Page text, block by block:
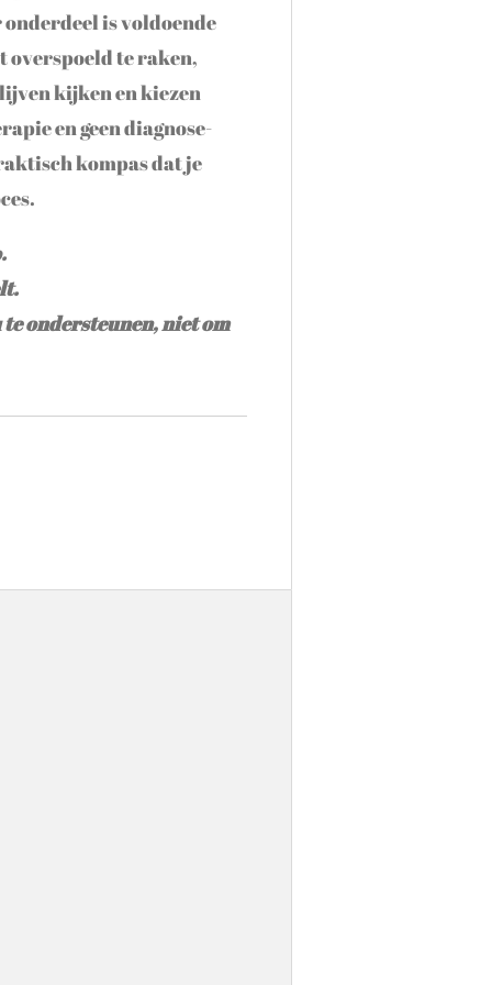
onderdeel is voldoende
overspoeld te raken,
kijken en kiezen
en geen diagnose-
kompas dat je
ondersteunen, niet om